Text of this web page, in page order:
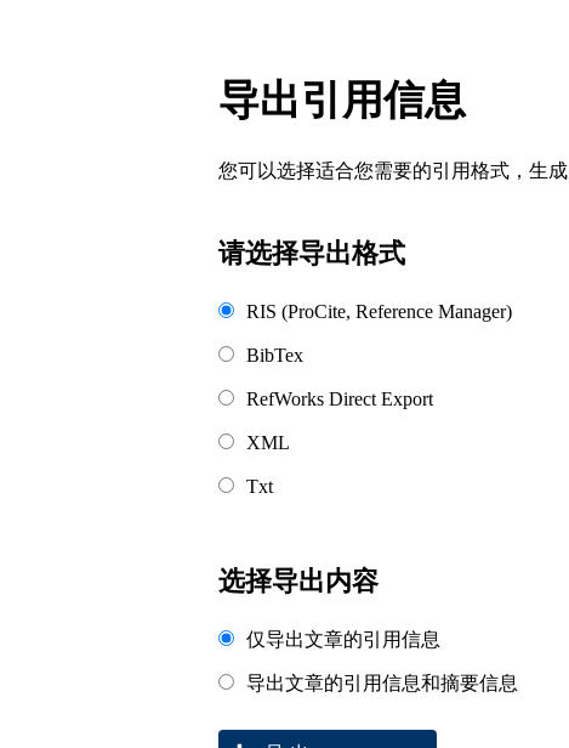
下载排名
导出引用信息
您可以选择适合您需要的引用格式，生成
请选择导出格式
RIS (ProCite, Reference Manager)
BibTex
RefWorks Direct Export
XML
Txt
选择导出内容
仅导出文章的引用信息
导出文章的引用信息和摘要信息